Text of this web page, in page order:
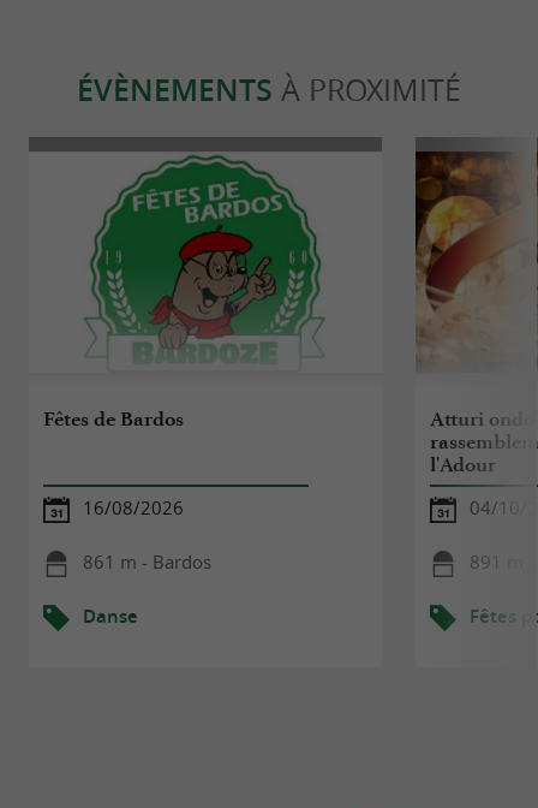
ÉVÈNEMENTS À PROXIMITÉ
Fêtes de Bardos
16/08/2026
861 m - Bardos
Danse
Atturi ondo
l'Adour
04/10/
891 m
Fêtes